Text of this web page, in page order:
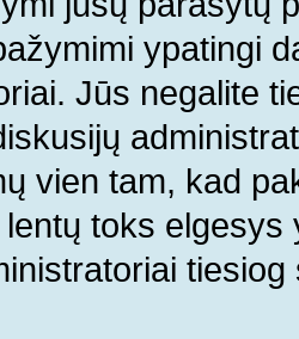
ypatingi
Jūs negalite
vien tam, kad
toks